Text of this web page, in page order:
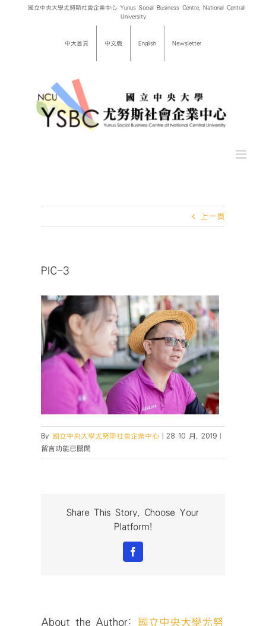
國立中央大學尤努斯社會企業中心 Yunus Social Business Centre, National Central
University
中大首頁 中文版 English Newsletter
上一頁
PIC-3
By 國立中央大學尤努斯社會企業中心 28 10 月, 2019
3〉
留言功能已關閉
Share This Story, Choose Your
Platform!
Facebook
About the Author:
國立中央大學尤努